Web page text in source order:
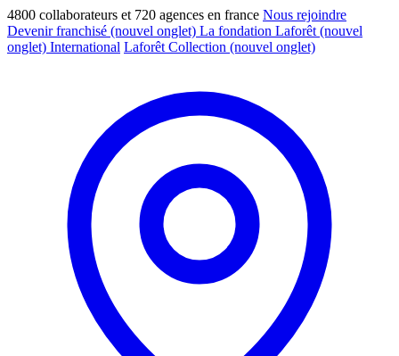
4800 collaborateurs et 720 agences en france Nous rejoindre
Devenir franchisé (nouvel onglet) La fondation Laforêt (nouvel
onglet) International Laforêt Collection (nouvel onglet)